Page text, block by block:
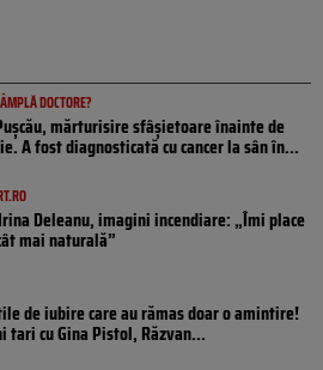
DOCTORE?
mărturisire sfâșietoare înainte de
A fost diagnosticată cu cancer la sân în...
Irina Deleanu, imagini incendiare: „Îmi place
mai naturală”
de iubire care au rămas doar o amintire!
tari cu Gina Pistol, Răzvan...